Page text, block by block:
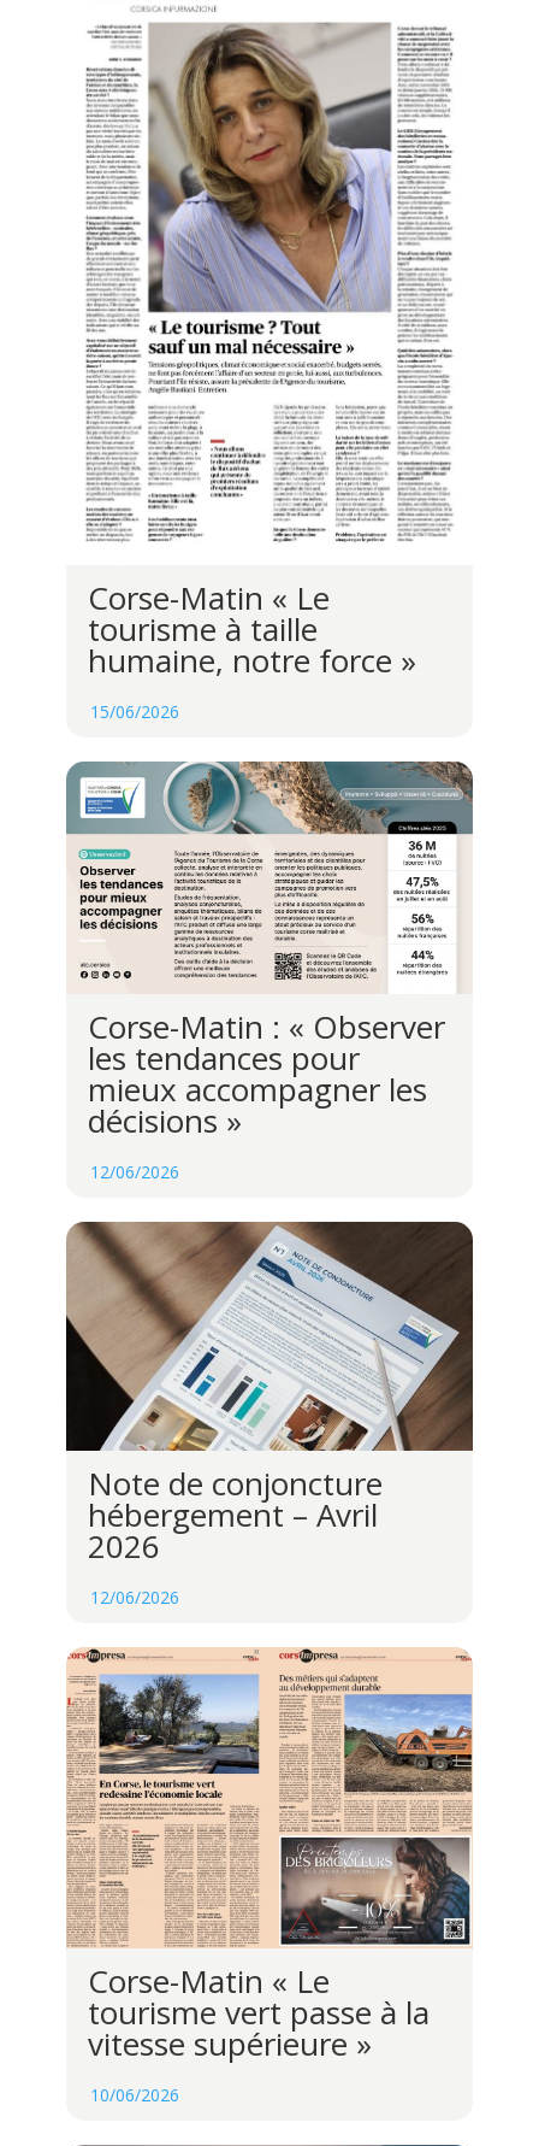
Corse-Matin « Le
tourisme à taille
humaine, notre force »
15/06/2026
Corse-Matin : « Observer
les tendances pour
mieux accompagner les
décisions »
12/06/2026
Note de conjoncture
hébergement – Avril
2026
12/06/2026
Corse-Matin « Le
tourisme vert passe à la
vitesse supérieure »
10/06/2026